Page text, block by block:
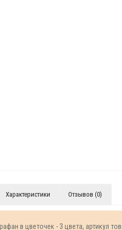
Характеристики Отзывов (0)
в цветочек - 3 цвета, артикул